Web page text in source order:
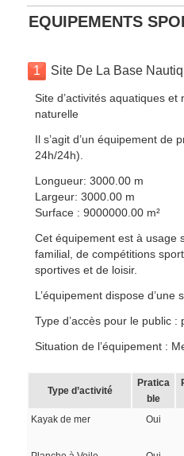
EQUIPEMENTS
1 Site De La Base
Site d’activités aquatiques
naturelle
Il s’agit d’un équipement de
24h/24h).
Longueur: 3000.00 m
Largeur: 3000.00 m
Surface : 9000000.00 m²
Cet équipement est à usage
familial, de compétitions
sportives et de loisir.
L’équipement dispose d’une
Type d’accès pour le public
Situation de l’équipement :
Type d’activité
Pratica
ble
Kayak de mer Oui